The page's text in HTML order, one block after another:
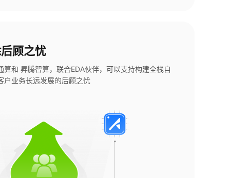
顾之忧
和 昇腾智算，联合EDA伙伴，可以支持构建全栈自
户业务长远发展的后顾之忧